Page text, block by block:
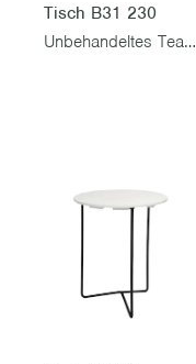
Tisch B31 230
Unbehandeltes Teak mit schwarzem Gestell